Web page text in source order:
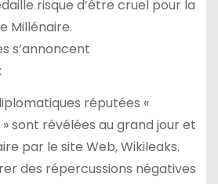
risque d’être cruel pour la
Millénaire.
s’annoncent
réputées «
sont révélées au grand jour et
par le site Web, Wikileaks.
des répercussions négatives